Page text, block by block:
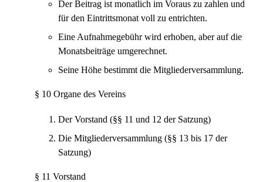
Der Beitrag ist monatlich im Voraus zu zahlen und
für den Eintrittsmonat voll zu entrichten.
Eine Aufnahmegebühr wird erhoben, aber auf die
Monatsbeiträge umgerechnet.
Seine Höhe bestimmt die Mitgliederversammlung.
§ 10 Organe des Vereins
Der Vorstand (§§ 11 und 12 der Satzung)
Die Mitgliederversammlung (§§ 13 bis 17 der
Satzung)
§ 11 Vorstand